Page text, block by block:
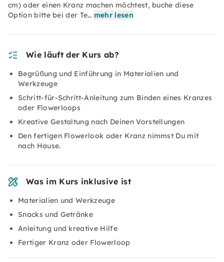
cm) oder einen Kranz machen möchtest, buche diese
Option bitte bei der Te… mehr lesen
Wie läuft der Kurs ab?
Begrüßung und Einführung in Materialien und
Werkzeuge
Schritt-für-Schritt-Anleitung zum Binden eines Kranzes
oder Flowerloops
Kreative Gestaltung nach Deinen Vorstellungen
Den fertigen Flowerlook oder Kranz nimmst Du mit
nach Hause.
Was im Kurs inklusive ist
Materialien und Werkzeuge
Snacks und Getränke
Anleitung und kreative Hilfe
Fertiger Kranz oder Flowerloop